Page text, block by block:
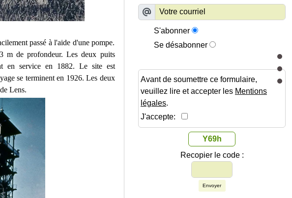
passé à l'aide d'une pompe.
m de profondeur. Les deux puits
en service en 1882. Le site est
se terminent en 1926. Les deux
Lens.
S'abonner
Se désabonner
Avant de soumettre ce formulaire,
veuillez lire et accepter les Mentions
légales.
J'accepte:
Y69h
Recopier le code :
Envoyer